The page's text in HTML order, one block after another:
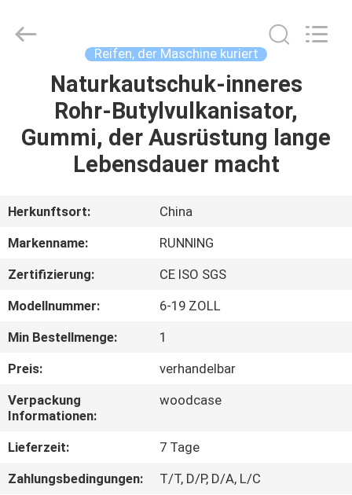
HAUS
PRODUKTE
UNS
AUSFLUG
QUALITÄTSKONTROLLE
TRETEN
SIE
MIT
UNS
CO.,LTD.
Reifen, der Maschine kuriert
Naturkautschuk-inneres
Rohr-Butylvulkanisator,
Gummi, der Ausrüstung lange
Lebensdauer macht
Herkunftsort:
China
Markenname:
RUNNING
Zertifizierung:
CE ISO SGS
Modellnummer:
6-19 ZOLL
Min Bestellmenge:
1
Preis:
verhandelbar
Verpackung
Informationen:
woodcase
Lieferzeit:
7 Tage
Zahlungsbedingungen:
T/T, D/P, D/A, L/C